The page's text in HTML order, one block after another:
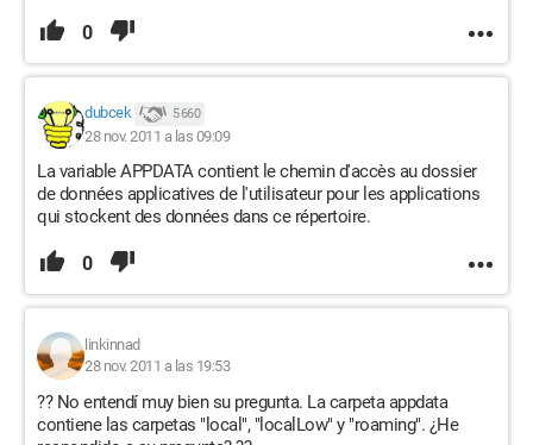
0
dubcek 5 660
28 nov. 2011 a las 09:09
La variable APPDATA contient le chemin d'accès au dossier
de données applicatives de l'utilisateur pour les applications
qui stockent des données dans ce répertoire.
0
linkinnad
28 nov. 2011 a las 19:53
?? No entendí muy bien su pregunta. La carpeta appdata
contiene las carpetas "local", "localLow" y "roaming". ¿He